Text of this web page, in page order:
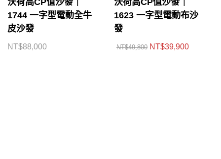
1744 一字型電動全牛
皮沙發
NT$88,000
1623 一字型電動布沙
發
NT$49,800 NT$39,900